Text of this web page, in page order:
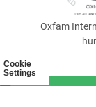
Cookie
Settings
Oxfam